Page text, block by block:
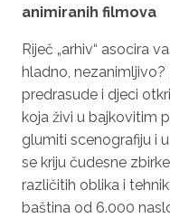
animiranih filmova
Riječ „arhiv“ asocira
hladno,
predrasude i djeci
koja živi u bajkovitim
glumiti scenografiju i
se kriju čudesne
različitih oblika i
baština od 6.000